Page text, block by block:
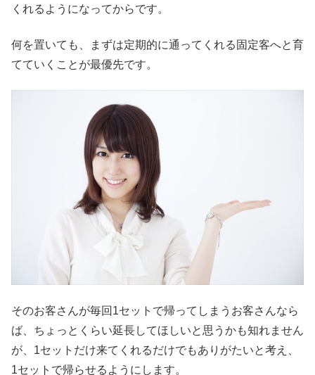
くれるようになってからです。
何を置いても、まずは定期的に通ってくれる固定客へと育
てていくことが最優先です。
そのお客さんが毎回1セットで帰ってしまうお客さんなら
ば、ちょっとくらい延長してほしいと思うかも知れません
が、1セットだけ来てくれるだけでもありがたいと考え、
1セットで帰らせるようにします。